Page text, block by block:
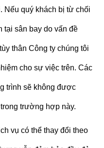
Nếu quý khách bị từ chối
tại sân bay do vấn đề
thân Công ty chúng tôi
cho sự việc trên. Các
trình sẽ không được
trường hợp này.
vụ có thể thay đổi theo